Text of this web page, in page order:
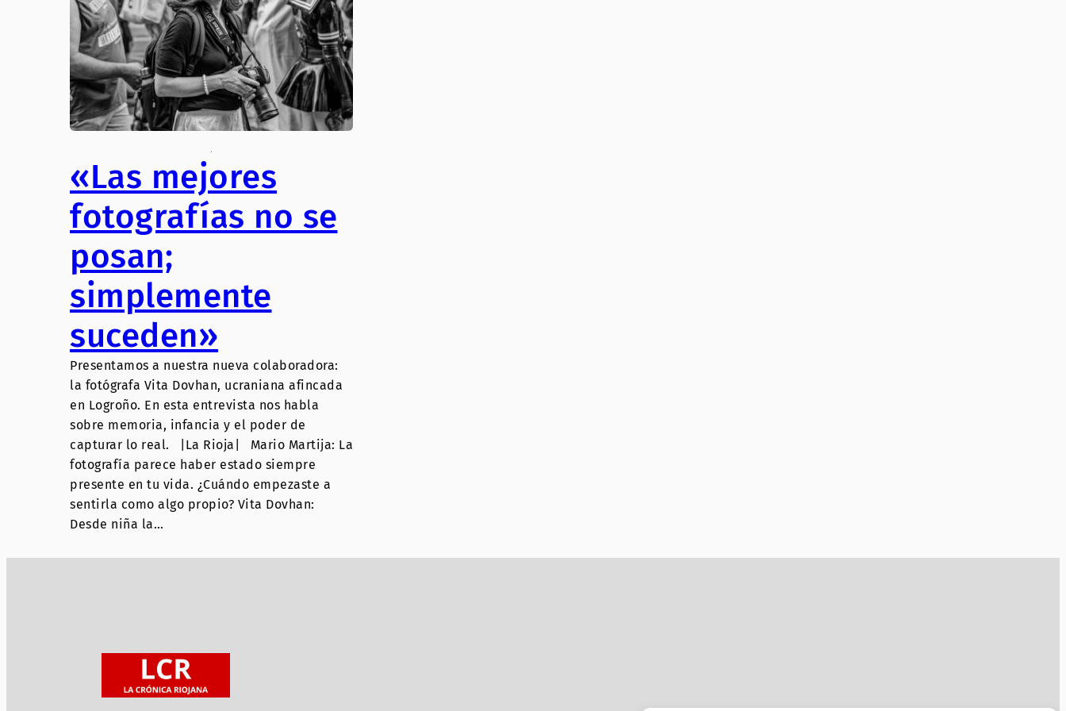
.
«Las mejores
fotografías no se
posan;
simplemente
suceden»
Presentamos a nuestra nueva colaboradora:
la fotógrafa Vita Dovhan, ucraniana afincada
en Logroño. En esta entrevista nos habla
sobre memoria, infancia y el poder de
capturar lo real. |La Rioja| Mario Martija: La
fotografía parece haber estado siempre
presente en tu vida. ¿Cuándo empezaste a
sentirla como algo propio? Vita Dovhan:
Desde niña la…